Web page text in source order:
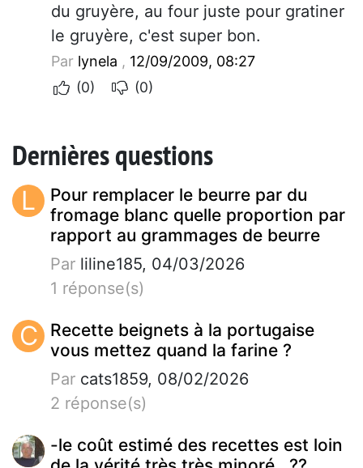
du gruyère, au four juste pour gratiner
le gruyère, c'est super bon.
Par lynela , 12/09/2009, 08:27
(0)
(0)
Dernières questions
L
Pour remplacer le beurre par du
fromage blanc quelle proportion par
rapport au grammages de beurre
Par liline185, 04/03/2026
1 réponse(s)
C
Recette beignets à la portugaise
vous mettez quand la farine ?
Par cats1859, 08/02/2026
2 réponse(s)
-le coût estimé des recettes est loin